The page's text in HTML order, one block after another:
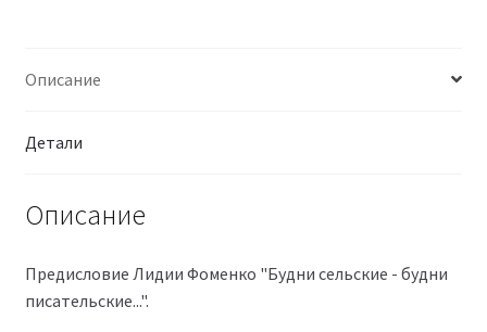
Описание
Детали
Описание
Предисловие Лидии Фоменко "Будни сельские - будни
писательские...".